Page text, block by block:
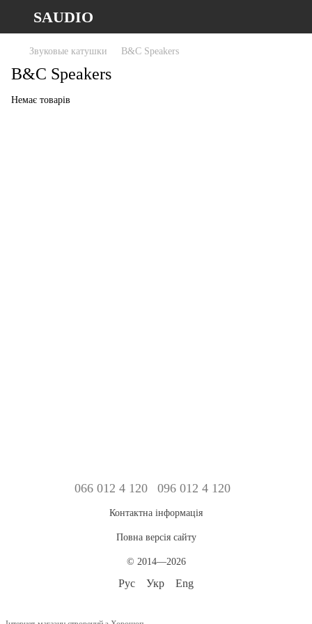
SAUDIO
Звуковые катушки B&C Speakers
B&C Speakers
Немає товарів
066 012 4 120 096 012 4 120
Контактна інформація
Повна версія сайту
© 2014—2026
Рус Укр Eng